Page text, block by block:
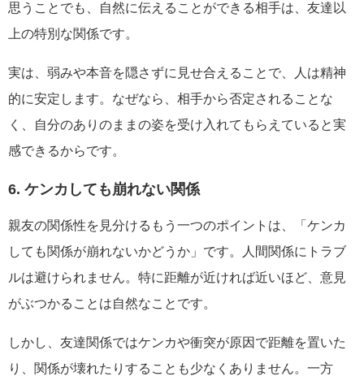
思うことでも、自然に伝えることができる相手は、友達以
上の特別な関係です。
実は、弱みや本音を隠さずに見せ合えることで、人は精神
的に安定します。なぜなら、相手から否定されることな
く、自分のありのままの姿を受け入れてもらえていると実
感できるからです。
6. ケンカしても崩れない関係
親友の関係性を見分けるもう一つのポイントは、「ケンカ
しても関係が崩れないかどうか」です。人間関係にトラブ
ルは避けられません。特に距離が近ければ近いほど、意見
がぶつかることは自然なことです。
しかし、友達関係ではケンカや衝突が原因で距離を置いた
り、関係が壊れたりすることも少なくありません。一方